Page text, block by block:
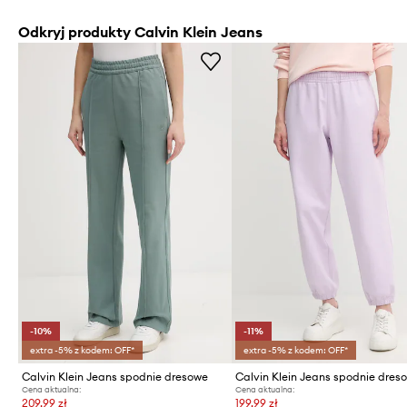
Odkryj produkty Calvin Klein Jeans
-10%
extra -5% z kodem: OFF*
Calvin Klein Jeans spodnie dresowe
Cena aktualna:
209,99 zł
-11%
extra -5% z kodem: OFF*
Cena aktualna:
199,99 zł